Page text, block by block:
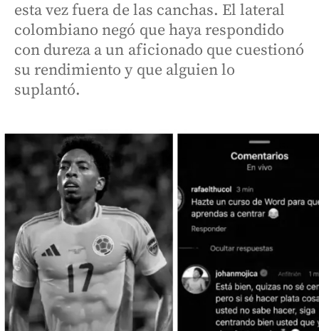
esta vez fuera de las canchas. El lateral
colombiano negó que haya respondido
con dureza a un aficionado que cuestionó
su rendimiento y que alguien lo
suplantó.